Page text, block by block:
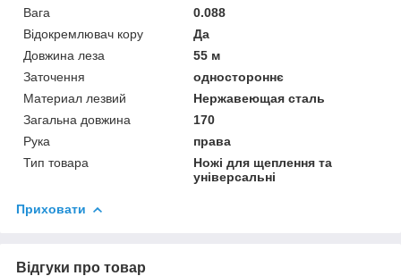
Вага
0.088
Відокремлювач кору
Да
Довжина леза
55 м
Заточення
одностороннє
Материал лезвий
Нержавеющая сталь
Загальна довжина
170
Рука
права
Тип товара
Ножі для щеплення та
універсальні
Приховати
Відгуки про товар